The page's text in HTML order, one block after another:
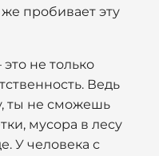
пробивает эту
не только
Ведь
ты не сможешь
мусора в лесу
У человека с